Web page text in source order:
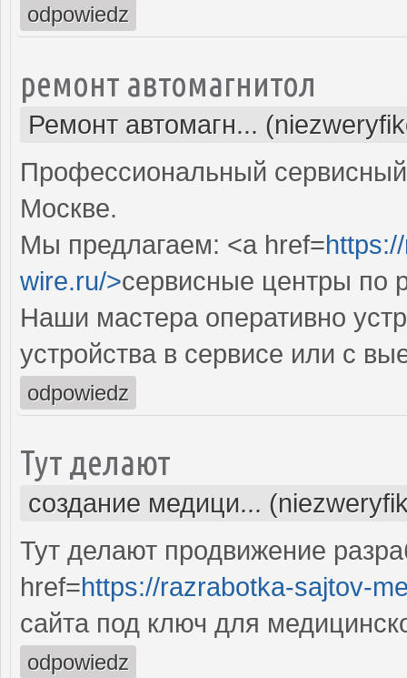
odpowiedz
ремонт автомагнитол
Ремонт автомагн...
Профессиональный
Москве.
Мы предлагаем: <a href=
wire.ru/>сервисные центры по
Наши мастера оперативно
устройства в сервисе или с
odpowiedz
Тут делают
создание медици...
Тут делают продвижение
href=https://razrabotka-sajtov-
сайта под ключ для
odpowiedz